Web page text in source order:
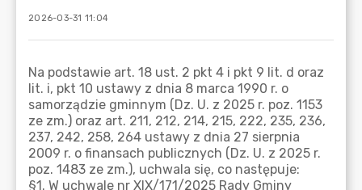
2026-03-31 11:04